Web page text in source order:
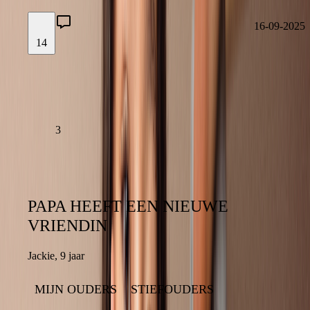
14
3
16-09-2025
LAAT EEN REACTIE ACHTER
LEES VERDER
PAPA HEEFT EEN NIEUWE
VRIENDIN
Jackie, 9 jaar
MIJN OUDERS STIEFOUDERS
PAPA HEEFT EEN NIEUWE
MIJN OUDERS
STIEFOUDERS